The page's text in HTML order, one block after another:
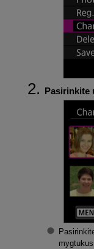
Pasirinkite
mygtukus